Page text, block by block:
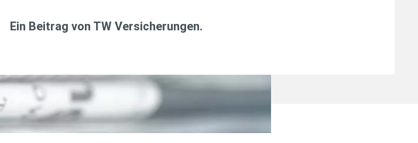
Ein Beitrag von TW Versicherungen.